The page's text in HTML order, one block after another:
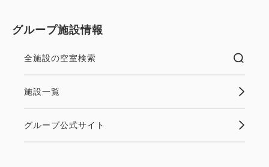
グループ施設情報
全施設の空室検索
施設一覧
グループ公式サイト